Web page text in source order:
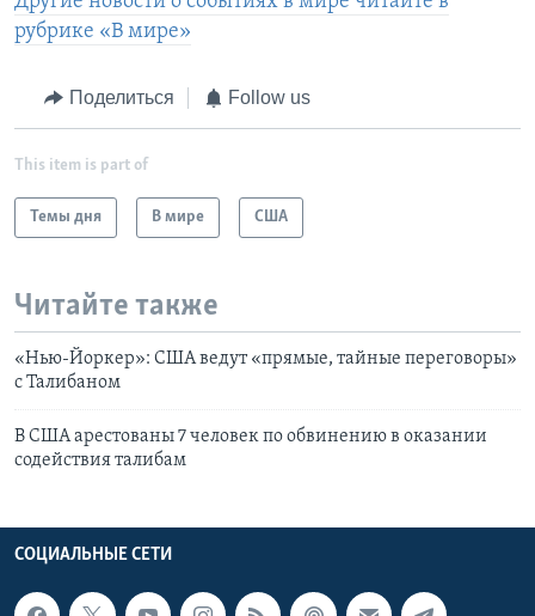
рубрике «В мире»
Поделиться Follow us
This item is part of
Темы дня В мире США
Читайте также
«Нью-Йоркер»: США ведут «прямые, тайные переговоры»
с Талибаном
В США арестованы 7 человек по обвинению в оказании
содействия талибам
СОЦИАЛЬНЫЕ СЕТИ